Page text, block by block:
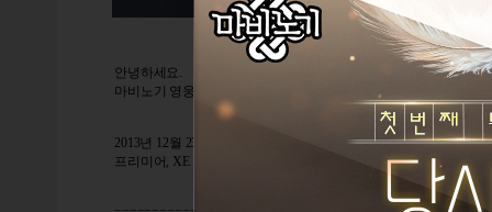
안녕하세요.
마비노기 영웅전입니다.
2013년 12월 23일 월요일,
프리미어, XE 서버 패치 이후에 적용되는 변경점은 다음과 같습니